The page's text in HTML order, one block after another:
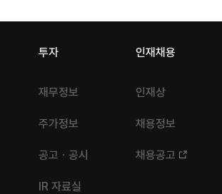
투자
재무정보
주가정보
공고ㆍ공시
IR 자료실
인재채용
인재상
채용정보
채용공고